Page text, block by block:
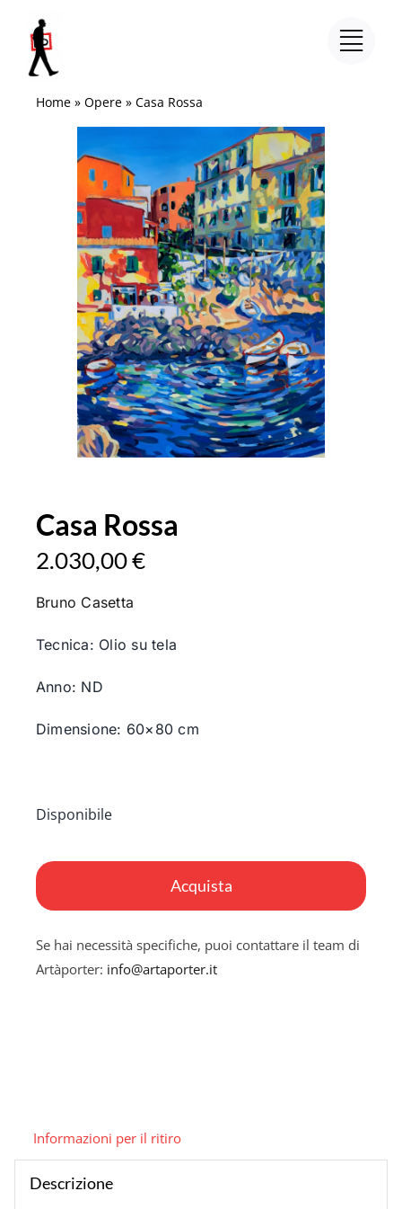
contenuto
Home» Opere» Casa Rossa
Casa Rossa
2.030,00€
Bruno Casetta
Tecnica: Olio su tela
Anno: ND
Dimensione: 60×80 cm
Disponibile
Acquista
Se hai necessità specifiche, puoi contattare il team di
Artàporter: info@artaporter.it
Informazioni per il ritiro
Descrizione